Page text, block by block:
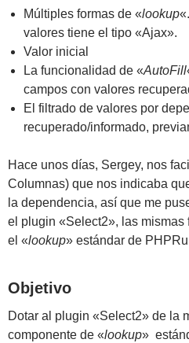
Múltiples formas de «lookup
valores tiene el tipo «Ajax».
Valor inicial
La funcionalidad de «AutoFill
campos con valores
El filtrado de valores por
recuperado/informado,
Hace unos días, Sergey, nos
Columnas) que nos indicaba
la dependencia, así que me
el plugin «Select2», las
el «lookup» estándar de
Objetivo
Dotar al plugin «Select2» de la
componente de «lookup»